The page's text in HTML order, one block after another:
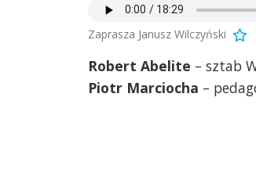
Zaprasza Janusz Wilczyński
Robert Abelite – sztab
Piotr Marciocha –